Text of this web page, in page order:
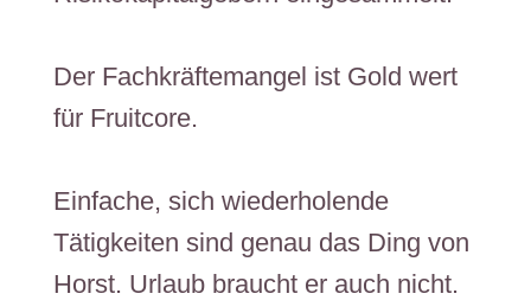
Der Fachkräftemangel ist Gold wert
für Fruitcore.
​​Einfache, sich wiederholende
Tätigkeiten ​sind genau das Ding von
Horst. Urlaub braucht er auch nicht.